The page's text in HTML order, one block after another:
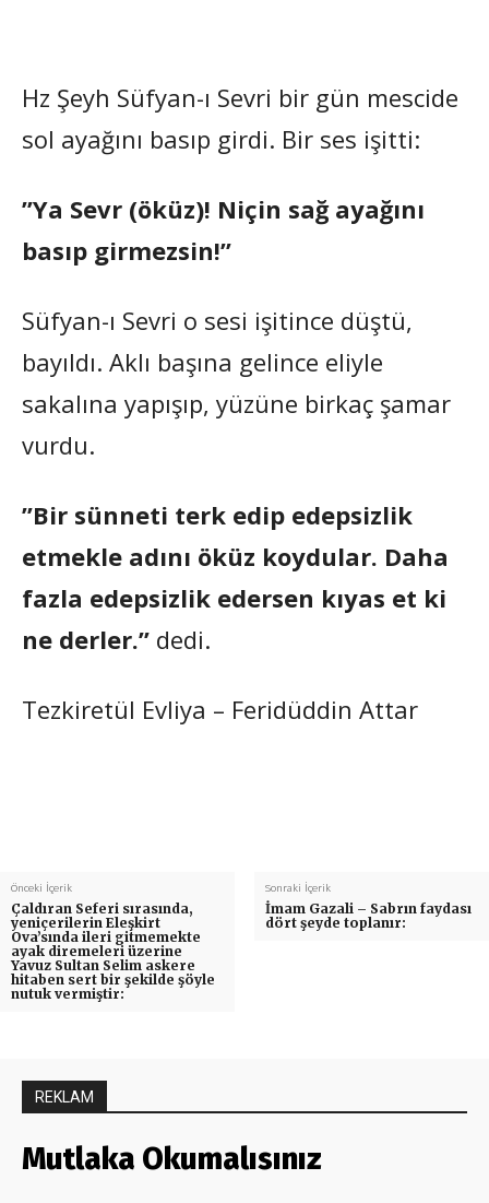
Hz Şeyh Süfyan-ı Sevri bir gün mescide
sol ayağını basıp girdi. Bir ses işitti:
”Ya Sevr (öküz)! Niçin sağ ayağını
basıp girmezsin!”
Süfyan-ı Sevri o sesi işitince düştü,
bayıldı. Aklı başına gelince eliyle
sakalına yapışıp, yüzüne birkaç şamar
vurdu.
”Bir sünneti terk edip edepsizlik
etmekle adını öküz koydular. Daha
fazla edepsizlik edersen kıyas et ki
ne derler.” dedi.
Tezkiretül Evliya – Feridüddin Attar
Önceki İçerik
Çaldıran Seferi sırasında,
yeniçerilerin Eleşkirt
Ova’sında ileri gitmemekte
ayak diremeleri üzerine
Yavuz Sultan Selim askere
hitaben sert bir şekilde şöyle
nutuk vermiştir:
Sonraki İçerik
İmam Gazali – Sabrın faydası
dört şeyde toplanır:
REKLAM
Mutlaka Okumalısınız